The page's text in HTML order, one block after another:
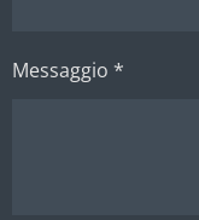
Messaggio *